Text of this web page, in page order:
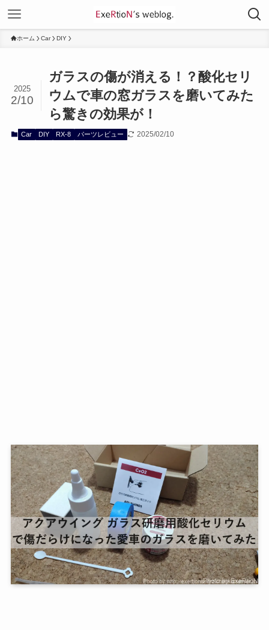
ホーム Car DIY
ガラスの傷が消える！？酸化セリ
ウムで車の窓ガラスを磨いてみた
ら驚きの効果が！
2025
2/10
Car DIY RX-8 パーツレビュー 2025/02/10